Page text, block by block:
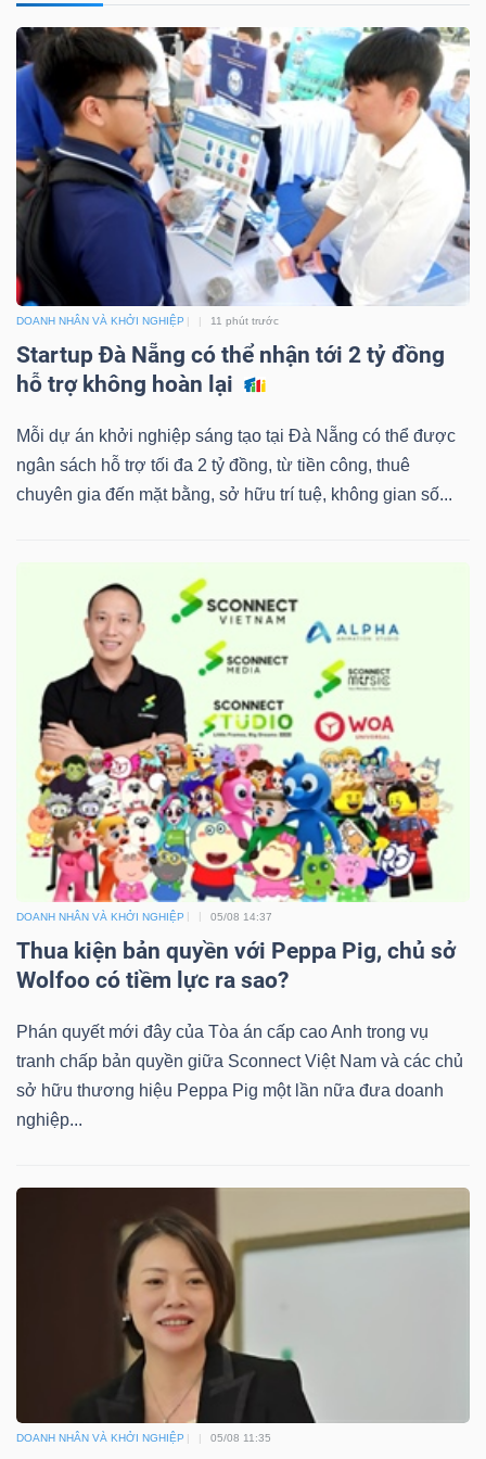
DOANH NHÂN VÀ KHỞI NGHIỆP 11 phút trước
Startup Đà Nẵng có thể nhận tới 2 tỷ đồng
hỗ trợ không hoàn lại
Mỗi dự án khởi nghiệp sáng tạo tại Đà Nẵng có thể được
ngân sách hỗ trợ tối đa 2 tỷ đồng, từ tiền công, thuê
chuyên gia đến mặt bằng, sở hữu trí tuệ, không gian số...
DOANH NHÂN VÀ KHỞI NGHIỆP 05/08 14:37
Thua kiện bản quyền với Peppa Pig, chủ sở
Wolfoo có tiềm lực ra sao?
Phán quyết mới đây của Tòa án cấp cao Anh trong vụ
tranh chấp bản quyền giữa Sconnect Việt Nam và các chủ
sở hữu thương hiệu Peppa Pig một lần nữa đưa doanh
nghiệp...
DOANH NHÂN VÀ KHỞI NGHIỆP 05/08 11:35
(-)
Dịch
vụ
(-)
tạo
chính
Truyền
thông
Dữ
liệu
tài